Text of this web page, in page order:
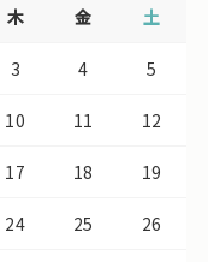
木 金 土
3 4 5
10 11 12
17 18 19
24 25 26